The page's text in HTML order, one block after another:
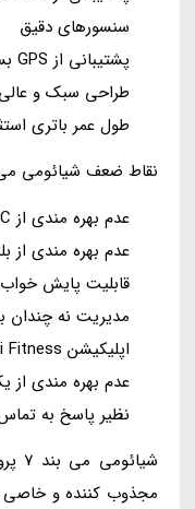
سنسورهای دقیق
پشتیبانی از GPS بسیار دقیق
طراحی سبک و عالی
طول عمر باتری
نقاط ضعف شیائومی می بند
عدم بهره مندی از NFC در مدل جهانی
عدم بهره مندی از
قابلیت پایش خواب
مدیریت نه چندان
اپلیکیشن Mi Fitness هنوز به بلوغ کافی نرسیده است
عدم بهره مندی
نظیر پاسخ به
مجذوب کننده و